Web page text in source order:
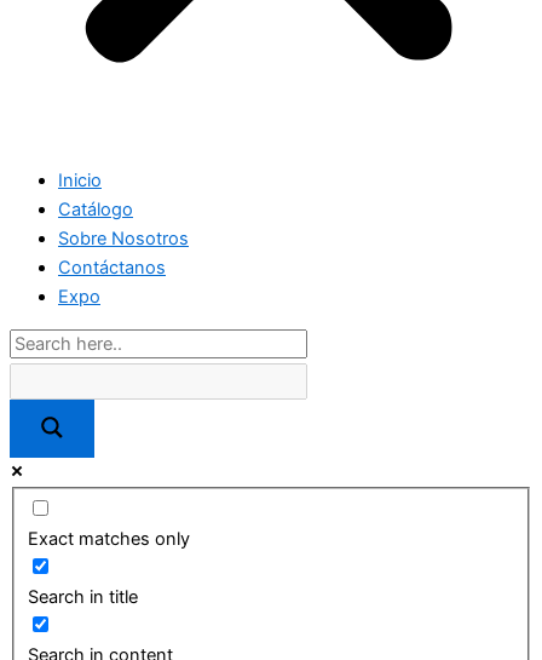
Inicio
Catálogo
Sobre Nosotros
Contáctanos
Expo
Exact matches only
Search in title
Search in content